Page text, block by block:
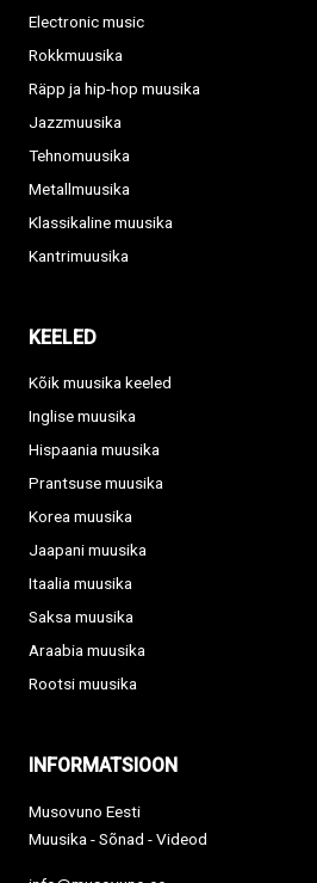
Electronic music
Rokkmuusika
Räpp ja hip-hop muusika
Jazzmuusika
Tehnomuusika
Metallmuusika
Klassikaline muusika
Kantrimuusika
KEELED
Kõik muusika keeled
Inglise muusika
Hispaania muusika
Prantsuse muusika
Korea muusika
Jaapani muusika
Itaalia muusika
Saksa muusika
Araabia muusika
Rootsi muusika
INFORMATSIOON
Musovuno Eesti
Muusika - Sõnad - Videod